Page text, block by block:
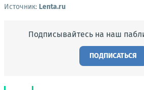
Источник: Lenta.ru
Подписывайтесь на наш
ПОДПИСАТЬСЯ